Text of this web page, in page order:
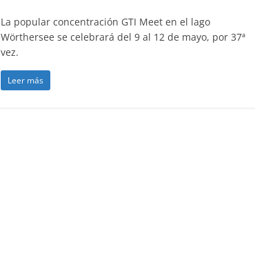
La popular concentración GTI Meet en el lago
Wörthersee se celebrará del 9 al 12 de mayo, por 37ª
vez.
Leer más